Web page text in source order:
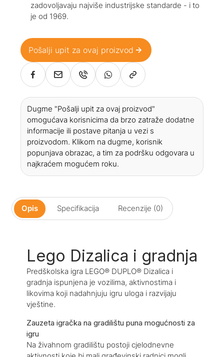
zadovoljavaju najviše industrijske standarde - i to
je od 1969.
Pošalji upit za ovaj proizvod
Dugme "Pošalji upit za ovaj proizvod"
omogućava korisnicima da brzo zatraže dodatne
informacije ili postave pitanja u vezi s
proizvodom. Klikom na dugme, korisnik
popunjava obrazac, a tim za podršku odgovara u
najkraćem mogućem roku.
Opis Specifikacija Recenzije (0)
Lego Dizalica i gradnja
Predškolska igra LEGO® DUPLO® Dizalica i
gradnja ispunjena je vozilima, aktivnostima i
likovima koji nadahnjuju igru uloga i razvijaju
vještine.
Zauzeta igračka na gradilištu puna mogućnosti za
igru
Na živahnom gradilištu postoji cjelodnevne